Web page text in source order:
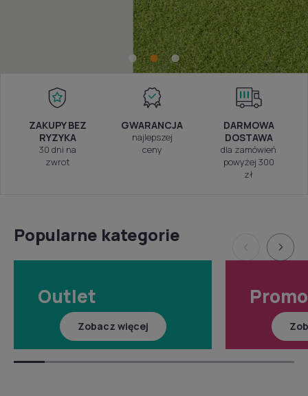
ZAKUPY BEZ
RYZYKA
30 dni na
zwrot
GWARANCJA
najlepszej
ceny
DARMOWA
DOSTAWA
dla zamówień
powyżej 300
zł
Popularne kategorie
Outlet
Zobacz więcej